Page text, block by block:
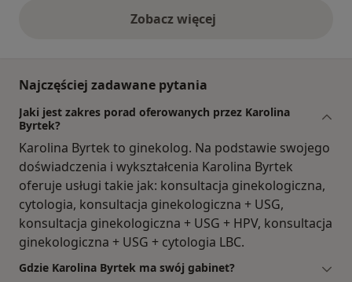
Zobacz więcejopinie powyżej
Najczęściej zadawane pytania
Jaki jest zakres porad oferowanych przez Karolina
Byrtek?
Karolina Byrtek to ginekolog. Na podstawie swojego
doświadczenia i wykształcenia Karolina Byrtek
oferuje usługi takie jak: konsultacja ginekologiczna,
cytologia, konsultacja ginekologiczna + USG,
konsultacja ginekologiczna + USG + HPV, konsultacja
ginekologiczna + USG + cytologia LBC.
Gdzie Karolina Byrtek ma swój gabinet?